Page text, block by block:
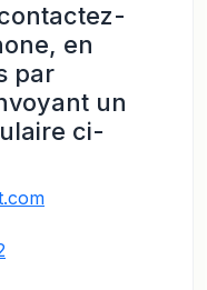
en
par
un
ci-